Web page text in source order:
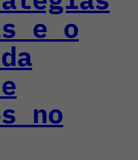
e o
no